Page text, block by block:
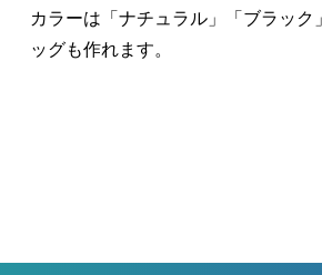
カラーは「ナチュラル」「ブラッ
ッグも作れます。